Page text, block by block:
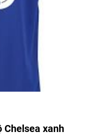
Chelsea xanh